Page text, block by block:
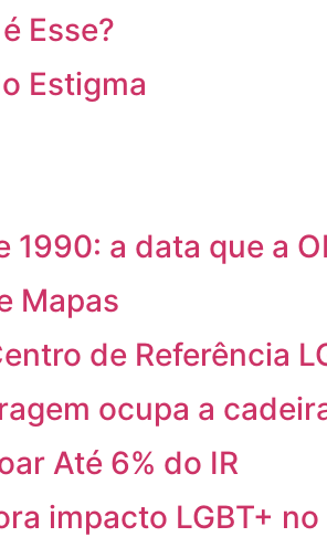
Esse?
Estigma
1990: a data que a
Mapas
de Referência
ocupa a
Até 6% do IR
impacto LGBT+